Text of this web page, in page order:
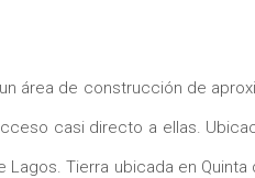
área de construcción de
casi directo a ellas.
Tierra ubicada en